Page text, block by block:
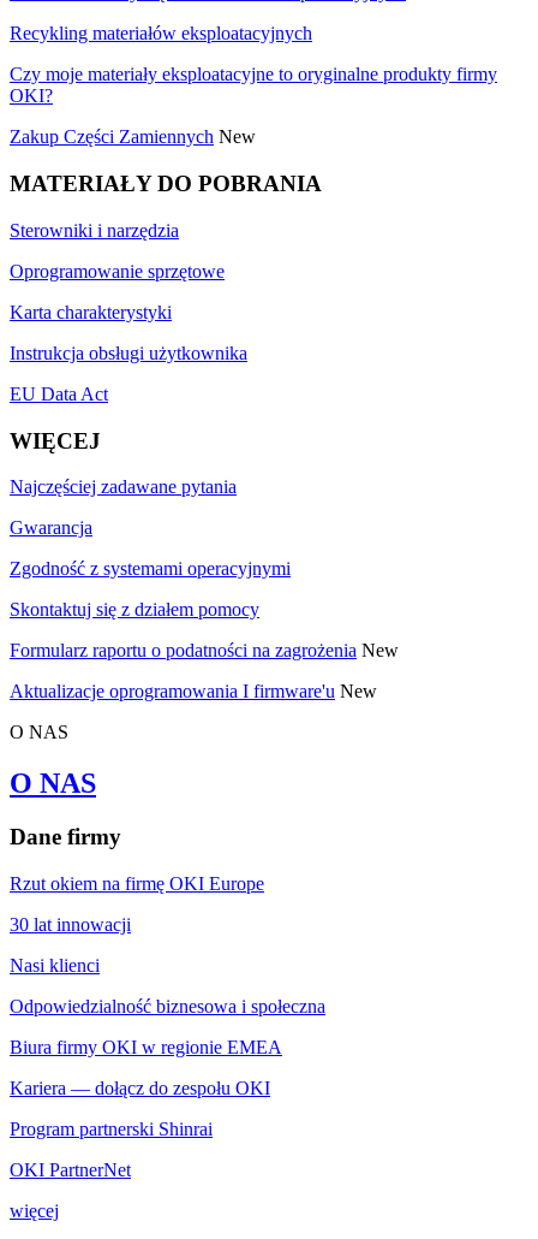
Recykling materiałów eksploatacyjnych
Czy moje materiały eksploatacyjne to oryginalne produkty firmy
OKI?
Zakup Części Zamiennych New
MATERIAŁY DO POBRANIA
Sterowniki i narzędzia
Oprogramowanie sprzętowe
Karta charakterystyki
Instrukcja obsługi użytkownika
EU Data Act
WIĘCEJ
Najczęściej zadawane pytania
Gwarancja
Zgodność z systemami operacyjnymi
Skontaktuj się z działem pomocy
Formularz raportu o podatności na zagrożenia New
Aktualizacje oprogramowania I firmware'u New
O NAS
O NAS
Dane firmy
Rzut okiem na firmę OKI Europe
30 lat innowacji
Nasi klienci
Odpowiedzialność biznesowa i społeczna
Biura firmy OKI w regionie EMEA
Kariera — dołącz do zespołu OKI
Program partnerski Shinrai
OKI PartnerNet
więcej